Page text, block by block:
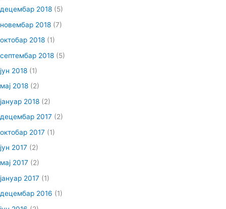
децембар 2018 (5)
новембар 2018 (7)
октобар 2018 (1)
септембар 2018 (5)
јун 2018 (1)
мај 2018 (2)
јануар 2018 (2)
децембар 2017 (2)
октобар 2017 (1)
јун 2017 (2)
мај 2017 (2)
јануар 2017 (1)
децембар 2016 (1)